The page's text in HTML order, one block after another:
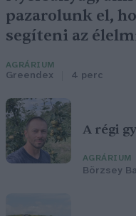
pazarolunk el,
segíteni az
AGRÁRIUM
Greendex 4 perc
A régi
AGRÁRIUM
Börzsey